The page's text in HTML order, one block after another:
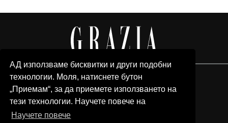
АД използваме бисквитки и други подобни
технологии. Моля, натиснете бутон
„Приемам“, за да приемете използването на
тези технологии. Научете повече на
Научете повече